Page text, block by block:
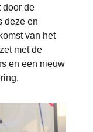
door de
deze en
van het
met de
en een nieuw